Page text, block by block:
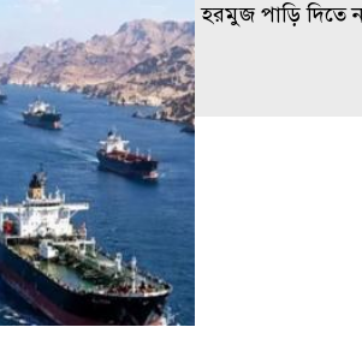
হরমুজ পাড়ি দিতে